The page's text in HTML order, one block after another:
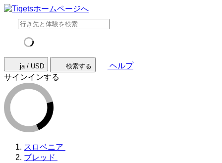
ja / USD 検索する
ヘルプ
サインインする
スロベニア
ブレッド